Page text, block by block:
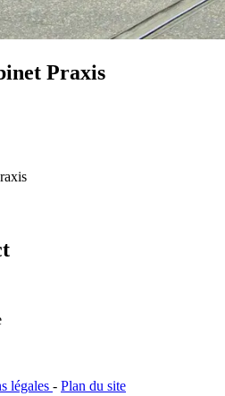
Praxis
légales - Plan du site